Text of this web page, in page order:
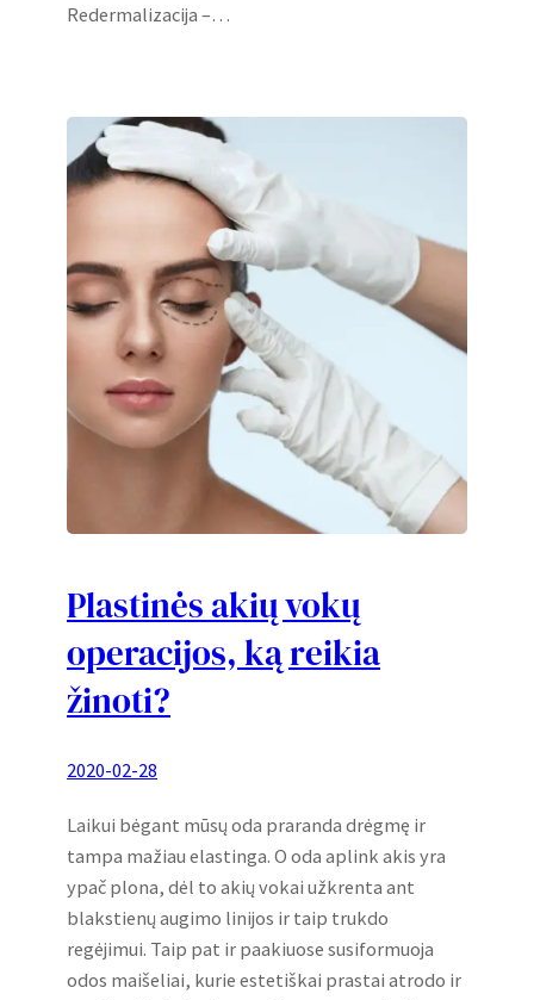
Redermalizacija –…
Plastinės akių vokų
operacijos, ką reikia
žinoti?
2020-02-28
Laikui bėgant mūsų oda praranda drėgmę ir
tampa mažiau elastinga. O oda aplink akis yra
ypač plona, dėl to akių vokai užkrenta ant
blakstienų augimo linijos ir taip trukdo
regėjimui. Taip pat ir paakiuose susiformuoja
odos maišeliai, kurie estetiškai prastai atrodo ir